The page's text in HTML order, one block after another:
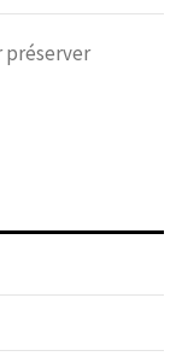
préserver